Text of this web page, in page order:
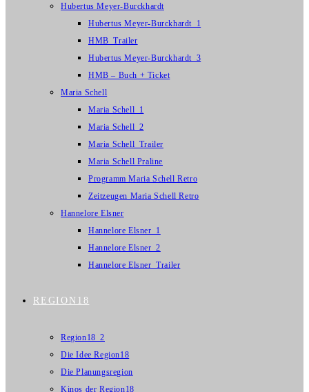
Hubertus Meyer-Burckhardt
Hubertus Meyer-Burckhardt_1
HMB_Trailer
Hubertus Meyer-Burckhardt_3
HMB – Buch + Ticket
Maria Schell
Maria Schell_1
Maria Schell_2
Maria Schell_Trailer
Maria Schell Praline
Programm Maria Schell Retro
Zeitzeugen Maria Schell Retro
Hannelore Elsner
Hannelore Elsner_1
Hannelore Elsner_2
Hannelore Elsner_Trailer
REGION18
Region18_2
Die Idee Region18
Die Planungsregion
Kinos der Region18